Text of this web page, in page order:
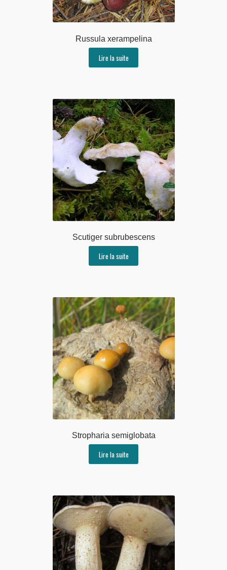
Russula xerampelina
Lire la suite
Scutiger subrubescens
Lire la suite
Stropharia semiglobata
Lire la suite